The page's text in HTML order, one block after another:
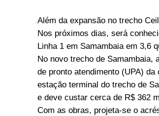
Além da expansão no trecho
Nos próximos dias, será
Linha 1 em Samambaia em 3,6
No novo trecho de
de pronto atendimento (UPA)
estação terminal do trecho de
e deve custar cerca de R$ 362
Com as obras, projeta-se o